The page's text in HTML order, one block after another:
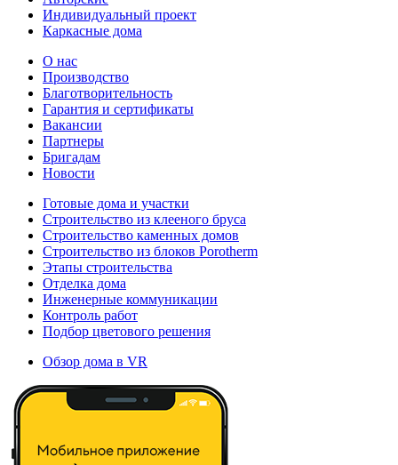
Индивидуальный проект
Каркасные дома
О нас
Производство
Благотворительность
Гарантия и сертификаты
Вакансии
Партнеры
Бригадам
Новости
Готовые дома и участки
Строительство из клееного бруса
Строительство каменных домов
Строительство из блоков Porotherm
Этапы строительства
Отделка дома
Инженерные коммуникации
Контроль работ
Подбор цветового решения
Обзор дома в VR